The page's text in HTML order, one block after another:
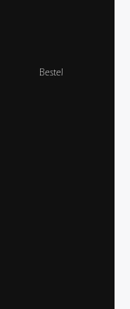
Bestel